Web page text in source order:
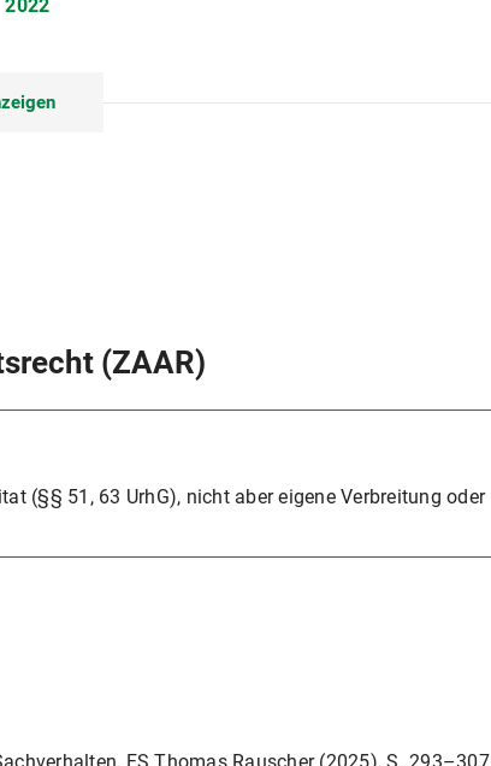
2022
(ZAAR)
(§§ 51, 63 UrhG), nicht aber eigene Verbreitung oder